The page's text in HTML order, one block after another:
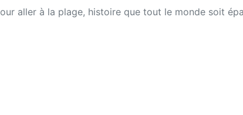
aller à la plage, histoire que tout le monde soit